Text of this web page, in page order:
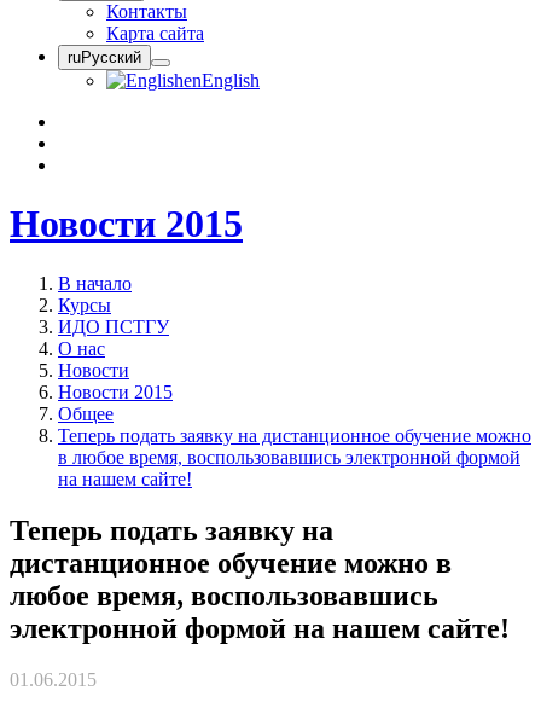
Контакты
Карта сайта
ruРусский
enEnglish
Новости 2015
В начало
Курсы
ИДО ПСТГУ
О нас
Новости
Новости 2015
Общее
Теперь подать заявку на дистанционное обучение можно
в любое время, воспользовавшись электронной формой
на нашем сайте!
Теперь подать заявку на
дистанционное обучение можно в
любое время, воспользовавшись
электронной формой на нашем сайте!
01.06.2015